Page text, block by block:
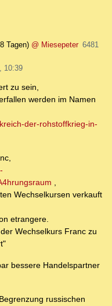
Tagen) @ Miesepeter 6481
10:39
zu sein,
werden im Namen
der-rohstoffkrieg-in-
,
Wechselkursen verkauft
etrangere.
Wechselkurs Franc zu
bessere Handelspartner
russischen